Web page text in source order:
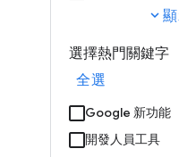
expand_more
選擇熱門關鍵字
全選
Google 新功能
開發人員工具